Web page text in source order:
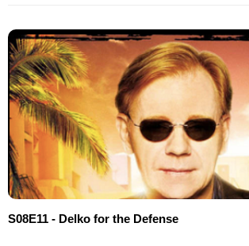
S08E11 - Delko for the Defense